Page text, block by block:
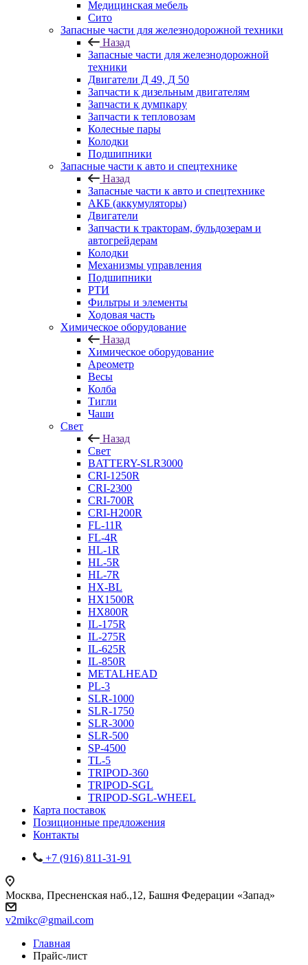
Медицинская мебель
Сито
Запасные части для железнодорожной техники
Назад
Запасные части для железнодорожной
техники
Двигатели Д 49, Д 50
Запчасти к дизельным двигателям
Запчасти к думпкару
Запчасти к тепловозам
Колесные пары
Колодки
Подшипники
Запасные части к авто и спецтехнике
Назад
Запасные части к авто и спецтехнике
АКБ (аккумуляторы)
Двигатели
Запчасти к тракторам, бульдозерам и
автогрейдерам
Колодки
Механизмы управления
Подшипники
РТИ
Фильтры и элементы
Ходовая часть
Химическое оборудование
Назад
Химическое оборудование
Ареометр
Весы
Колба
Тигли
Чаши
Cвет
Назад
Cвет
BATTERY-SLR3000
CRI-1250R
CRI-2300
CRI-700R
CRI-H200R
FL-11R
FL-4R
HL-1R
HL-5R
HL-7R
HX-BL
HX1500R
HX800R
IL-175R
IL-275R
IL-625R
IL-850R
METALHEAD
PL-3
SLR-1000
SLR-1750
SLR-3000
SLR-500
SP-4500
TL-5
TRIPOD-360
TRIPOD-SGL
TRIPOD-SGL-WHEEL
Карта поставок
Позиционные предложения
Контакты
+7 (916) 811-31-91
Москва, Пресненская наб.,12, Башня Федерации «Запад»
v2mikc@gmail.com
Главная
Прайс-лист